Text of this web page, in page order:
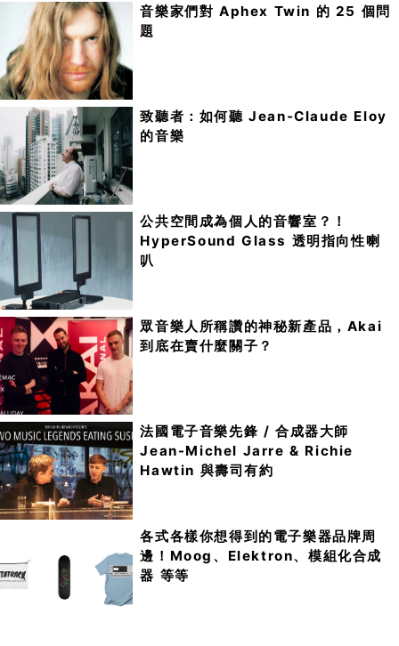
音樂家們對 Aphex Twin 的 25 個問
題
致聽者：如何聽 Jean-Claude Eloy
的音樂
公共空間成為個人的音響室？！
HyperSound Glass 透明指向性喇
叭
眾音樂人所稱讚的神秘新產品，Akai
到底在賣什麼關子？
法國電子音樂先鋒 / 合成器大師
Jean-Michel Jarre & Richie
Hawtin 與壽司有約
各式各樣你想得到的電子樂器品牌周
邊！Moog、Elektron、模組化合成
器 等等